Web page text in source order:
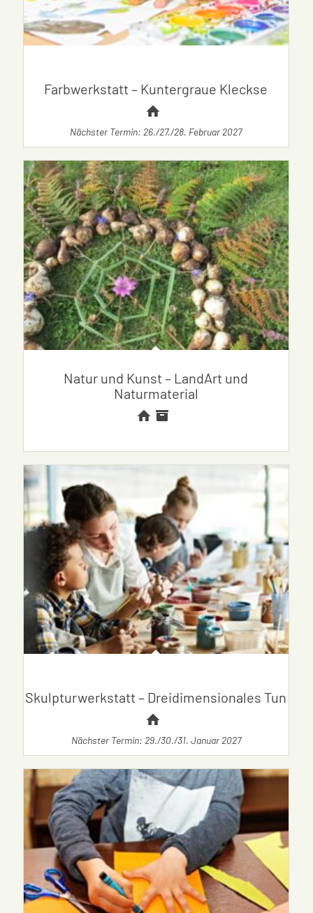
Farbwerkstatt – Kuntergraue Kleckse
Nächster Termin: 26./27./28. Februar 2027
Natur und Kunst – LandArt und
Naturmaterial
Skulpturwerkstatt – Dreidimensionales Tun
Nächster Termin: 29./30./31. Januar 2027